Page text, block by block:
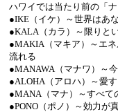
ハワイでは当たり前の「ナ
●IKE（イケ）～世界はあ
●KALA（カラ）～限りと
●MAKIA（マキア）～エ
流れる
●MANAWA（マナワ）～
●ALOHA（アロハ）～愛
●MANA（マナ）～すべて
●PONO（ポノ）～効力が